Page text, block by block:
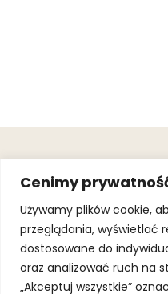
Cenimy
Używamy plików cookie,
przeglądania, wyświetlać
dostosowane do
oraz analizować ruch na
„Akceptuj wszystkie”
+48 510 070
090
SOLEC 81B LOK.
A66,
WARSZAWA
OBSŁUGA
KLIENTA
Gwarancja